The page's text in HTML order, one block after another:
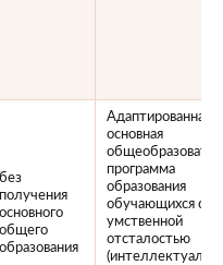
без
получения
основного
общего
образования
Адаптированная
основная
программа
образования
обучающихся с
умственной
отсталостью